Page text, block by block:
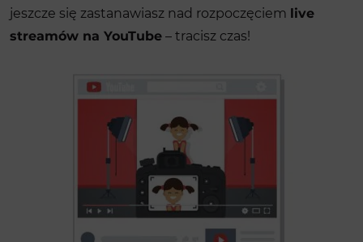
jeszcze się zastanawiasz nad rozpoczęciem live
streamów na YouTube – tracisz czas!